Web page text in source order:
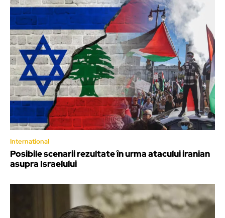
International
Posibile scenarii rezultate în urma atacului iranian
asupra Israelului